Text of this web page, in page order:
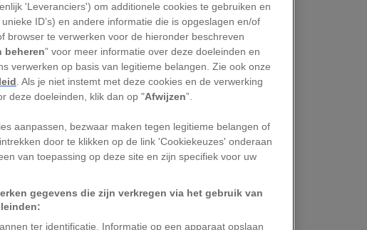
radio
koekjes en een tienertoerkaart stapten
tieners de trein in. Het was de eerste
kregen. Hij was alleen geldig in
een speciale NS-identiteitskaart voor nodig,
het station.
terug in je Google-feed!
over hoe ze de kaart in de markt
'Leveranciers') om additionele cookies te gebruiken en
ID’s) en andere informatie die is opgeslagen en/of
browser te verwerken voor de hieronder beschreven
beheren” voor meer informatie over deze doeleinden en
verwerken op basis van legitieme belangen. Zie ook onze
. Als je niet instemt met deze cookies en de verwerking
deze doeleinden, klik dan op "Afwijzen”.
aanpassen, bezwaar maken tegen legitieme belangen of
door te klikken op de link 'Cookiekeuzes' onderaan
van toepassing op deze site en zijn specifiek voor uw
gegevens die zijn verkregen via het gebruik van
ter identificatie. Informatie op een apparaat opslaan